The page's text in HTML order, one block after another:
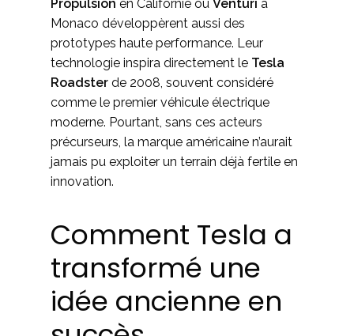
Propulsion en Californie ou Venturi à
Monaco développèrent aussi des
prototypes haute performance. Leur
technologie inspira directement le Tesla
Roadster de 2008, souvent considéré
comme le premier véhicule électrique
moderne. Pourtant, sans ces acteurs
précurseurs, la marque américaine n’aurait
jamais pu exploiter un terrain déjà fertile en
innovation.
Comment Tesla a
transformé une
idée ancienne en